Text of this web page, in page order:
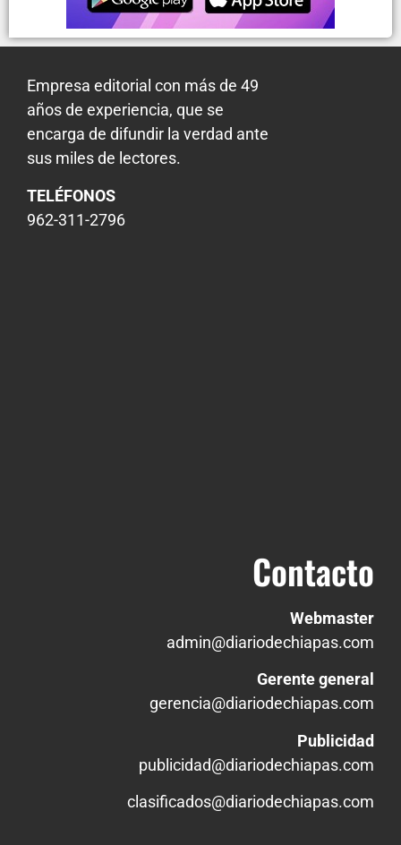
Empresa editorial con más de 49
años de experiencia, que se
encarga de difundir la verdad ante
sus miles de lectores.
TELÉFONOS
962-311-2796
Contacto
Webmaster
admin@diariodechiapas.com
Gerente general
gerencia@diariodechiapas.com
Publicidad
publicidad@diariodechiapas.com
clasificados@diariodechiapas.com